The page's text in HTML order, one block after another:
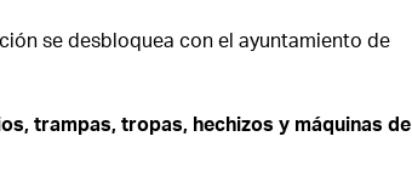
se desbloquea con el ayuntamiento de
trampas, tropas, hechizos y máquinas de